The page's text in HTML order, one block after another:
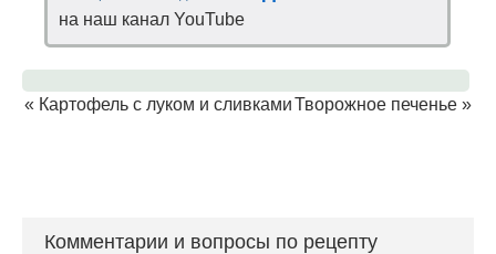
на наш канал YouTube
« Картофель с луком и сливкамиТворожное печенье »
Комментарии и вопросы по рецепту